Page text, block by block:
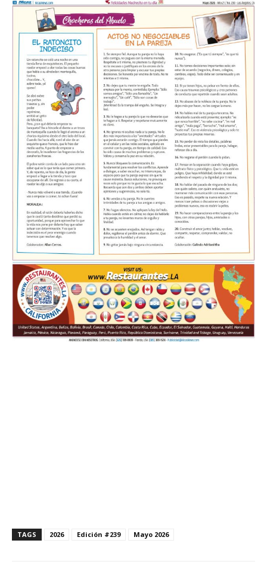
TAGS 2026 Edición #239 Mayo 2026